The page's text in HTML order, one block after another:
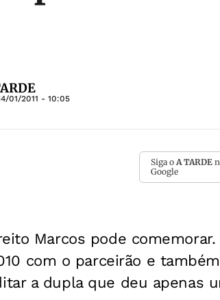
01/2011 - 10:05
Siga o A TARDE
Google
Marcos pode
com o parceirão e também
a dupla que deu apenas